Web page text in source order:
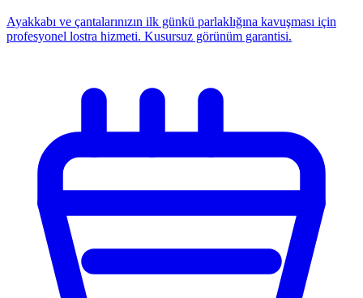
Ayakkabı ve çantalarınızın ilk günkü parlaklığına kavuşması için
profesyonel lostra hizmeti. Kusursuz görünüm garantisi.